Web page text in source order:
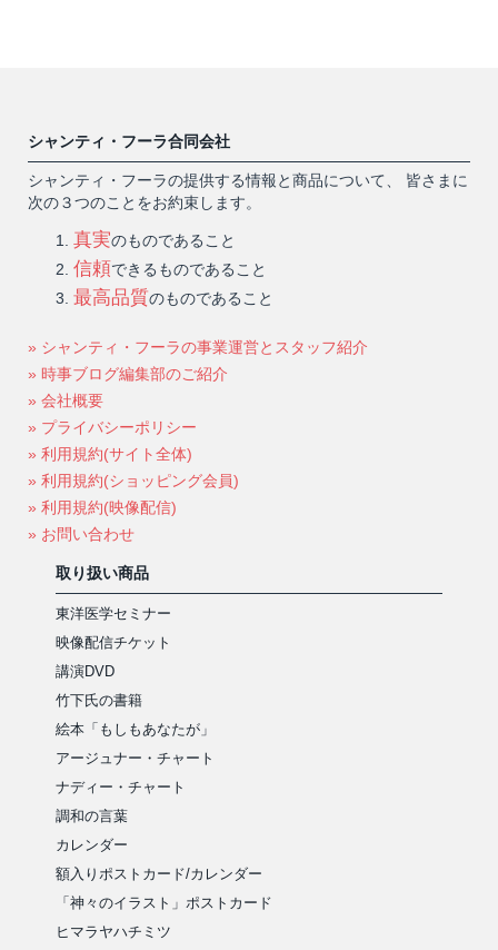
シャンティ・フーラ合同会社
シャンティ・フーラの提供する情報と商品について、 皆さまに
次の３つのことをお約束します。
真実のものであること
信頼できるものであること
最高品質のものであること
» シャンティ・フーラの事業運営とスタッフ紹介
» 時事ブログ編集部のご紹介
» 会社概要
» プライバシーポリシー
» 利用規約(サイト全体)
» 利用規約(ショッピング会員)
» 利用規約(映像配信)
» お問い合わせ
取り扱い商品
東洋医学セミナー
映像配信チケット
講演DVD
竹下氏の書籍
絵本「もしもあなたが」
アージュナー・チャート
ナディー・チャート
調和の言葉
カレンダー
額入りポストカード/カレンダー
「神々のイラスト」ポストカード
ヒマラヤハチミツ